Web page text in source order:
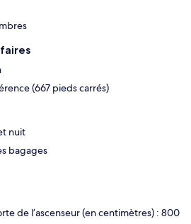
(667 pieds carrés)
nuit
bagages
de l’ascenseur (en centimètres) : 800